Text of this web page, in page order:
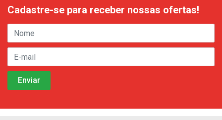
Cadastre-se para receber nossas ofertas!